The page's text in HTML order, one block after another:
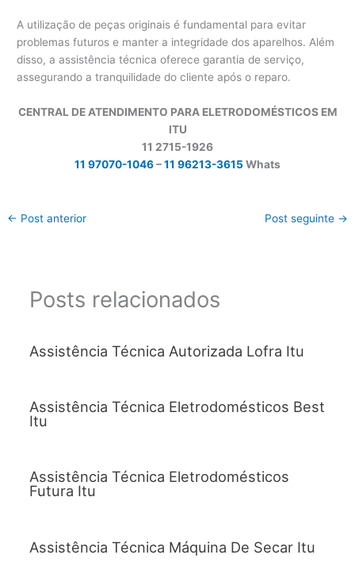
A utilização de peças originais é fundamental para evitar
problemas futuros e manter a integridade dos aparelhos. Além
disso, a assistência técnica oferece garantia de serviço,
assegurando a tranquilidade do cliente após o reparo.
CENTRAL DE ATENDIMENTO PARA ELETRODOMÉSTICOS EM
ITU
11 2715-1926
11 97070-1046–11 96213-3615 Whats
← Post anterior Post seguinte →
Posts relacionados
Assistência Técnica Autorizada Lofra Itu
Assistência Técnica Eletrodomésticos Best
Itu
Assistência Técnica Eletrodomésticos
Futura Itu
Assistência Técnica Máquina De Secar Itu